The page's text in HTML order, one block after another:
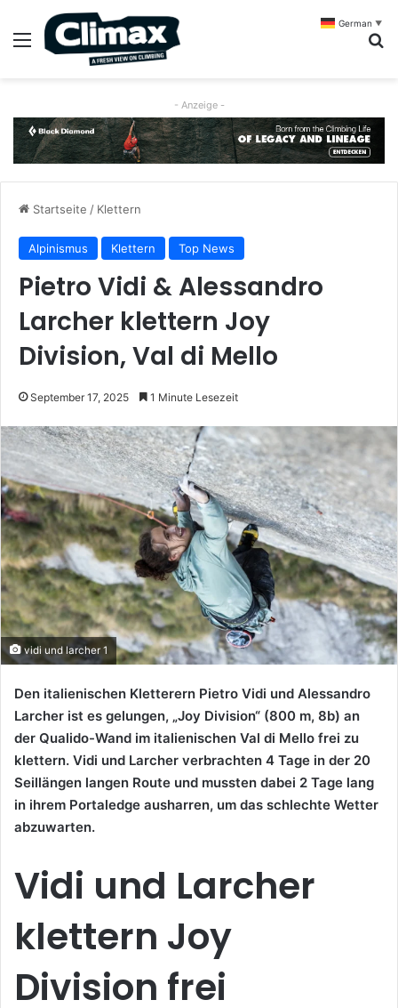
Menü
- Anzeige -
Startseite / Klettern
Alpinismus Klettern Top News
Pietro Vidi & Alessandro
Larcher klettern Joy
Division, Val di Mello
September 17, 2025 1 Minute Lesezeit
vidi und larcher 1
Den italienischen Kletterern Pietro Vidi und Alessandro
Larcher ist es gelungen, „Joy Division“ (800 m, 8b) an
der Qualido-Wand im italienischen Val di Mello frei zu
klettern. Vidi und Larcher verbrachten 4 Tage in der 20
Seillängen langen Route und mussten dabei 2 Tage lang
in ihrem Portaledge ausharren, um das schlechte Wetter
abzuwarten.
Vidi und Larcher
klettern Joy
Division frei
German ▼